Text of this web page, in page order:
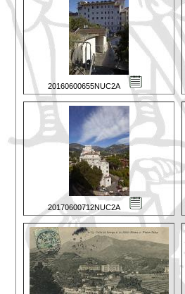
20160600655NUC2A
20170600712NUC2A